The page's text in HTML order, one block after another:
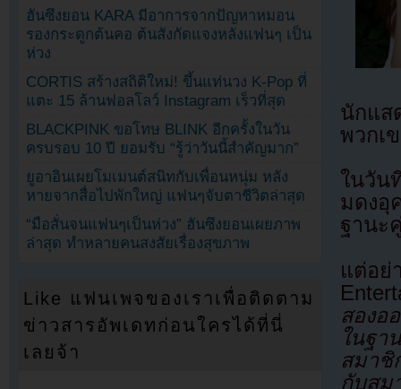
นักแส
พวกเ
ในวัน
มดงอุ
ฐานะ
แต่อย่
สองอ
ในฐ
สมาชิ
กับส
ฮันซึงยอน KARA มีอาการจากปัญหาหมอน
รองกระดูกต้นคอ ต้นสังกัดแจงหลังแฟนๆ เป็น
ห่วง
CORTIS สร้างสถิติใหม่! ขึ้นแท่นวง K-Pop ที่
แตะ 15 ล้านฟอลโลว์ Instagram เร็วที่สุด
BLACKPINK ขอโทษ BLINK อีกครั้งในวัน
ครบรอบ 10 ปี ยอมรับ “รู้ว่าวันนี้สำคัญมาก”
ยูอาอินเผยโมเมนต์สนิทกับเพื่อนหนุ่ม หลัง
หายจากสื่อไปพักใหญ่ แฟนๆจับตาชีวิตล่าสุด
“มือสั่นจนแฟนๆเป็นห่วง” ฮันซึงยอนเผยภาพ
ล่าสุด ทำหลายคนสงสัยเรื่องสุขภาพ
Like แฟนเพจของเราเพื่อติดตาม
ข่าวสารอัพเดทก่อนใครได้ที่นี่
เลยจ้า